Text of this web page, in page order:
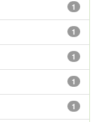
1
1
1
1
1